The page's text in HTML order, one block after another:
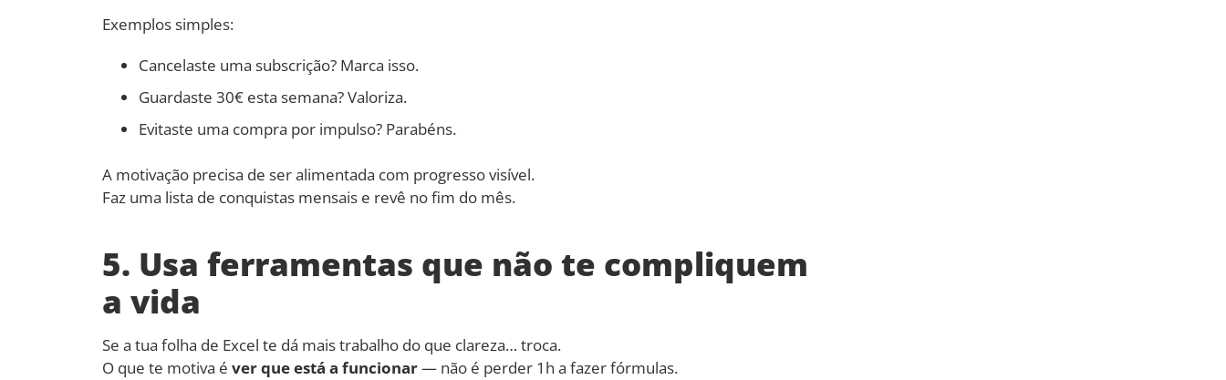
Exemplos simples:
Cancelaste uma subscrição? Marca isso.
Guardaste 30€ esta semana? Valoriza.
Evitaste uma compra por impulso? Parabéns.
A motivação precisa de ser alimentada com progresso visível.
Faz uma lista de conquistas mensais e revê no fim do mês.
5. Usa ferramentas que não te compliquem
a vida
Se a tua folha de Excel te dá mais trabalho do que clareza… troca.
O que te motiva é ver que está a funcionar— não é perder 1h a fazer fórmulas.